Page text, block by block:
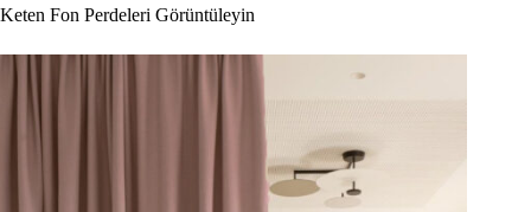
Keten Fon Perdeleri Görüntüleyin